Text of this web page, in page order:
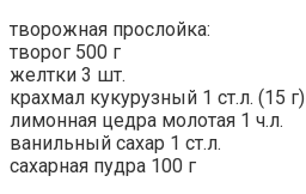
творожная прослойка:
творог 500 г
желтки 3 шт.
крахмал кукурузный 1 ст.л. (15 г)
лимонная цедра молотая 1 ч.л.
ванильный сахар 1 ст.л.
сахарная пудра 100 г